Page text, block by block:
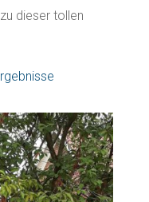
dieser tollen